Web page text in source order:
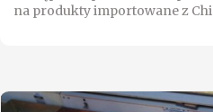
na produkty importowane z